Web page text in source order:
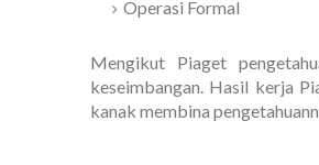
Operasi Formal
Mengikut Piaget
keseimbangan. Hasil kerja
kanak membina